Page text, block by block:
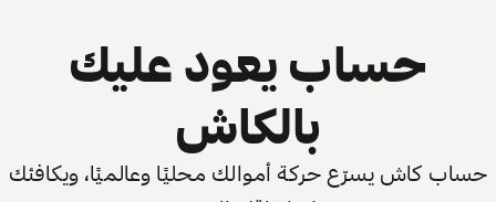
حساب يعود عليك
بالكاش
حساب كاش يسرّع حركة أموالك محليًا وعالميًا، ويكافئك